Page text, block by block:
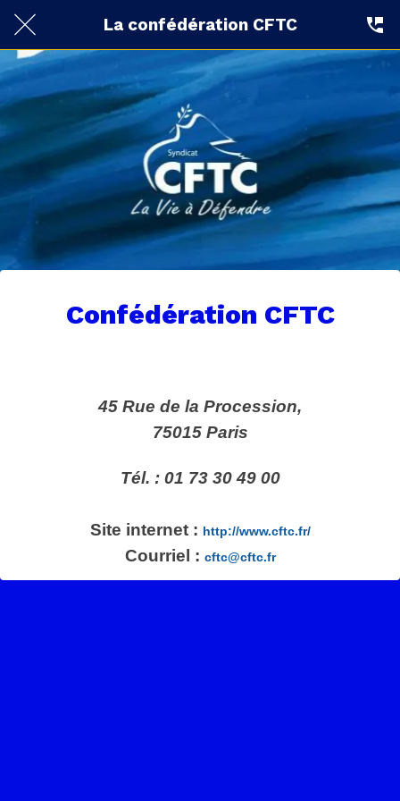
La confédération CFTC
Confédération CFTC
45 Rue de la Procession,
75015 Paris
Tél. : 01 73 30 49 00
Site internet : http://www.cftc.fr/
Courriel : cftc@cftc.fr